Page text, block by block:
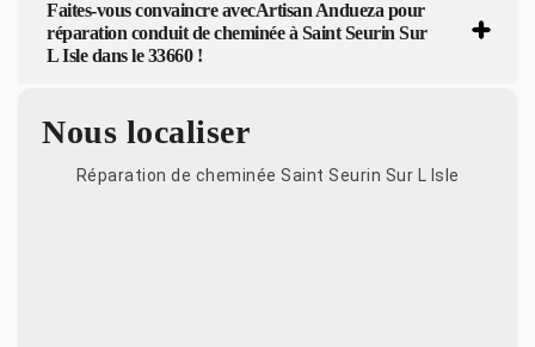
Faites-vous convaincre avecArtisan Andueza pour
réparation conduit de cheminée à Saint Seurin Sur
L Isle dans le 33660 !
Nous localiser
Réparation de cheminée Saint Seurin Sur L Isle